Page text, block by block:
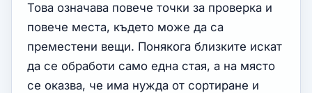
Това означава повече точки за проверка и
повече места, където може да са
преместени вещи. Понякога близките искат
да се обработи само една стая, а на място
се оказва, че има нужда от сортиране и